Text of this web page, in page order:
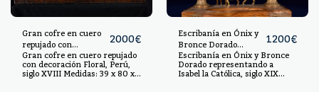
Gran cofre en cuero
repujado con
decoración Floral,
Perú, siglo XVIII
2000€
Gran cofre en cuero repujado
con decoración Floral, Perú,
siglo XVIII Medidas: 39 x 80 x
43 cm
Escribanía en Ónix y
Bronce Dorado
representando a
Isabel la Católica, siglo
XIX
1200€
Escribanía en Ónix y Bronce
Dorado representando a
Isabel la Católica, siglo XIX
Medidas: 55 x 30 x 30 cm